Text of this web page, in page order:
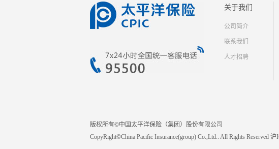
关于我们
公司简介
联系我们
人才招聘
版权所有©中国太平洋保险（集团）股份有限公司
CopyRight©China Pacific Insurance(group) Co.,Ltd.. All Rights Reserved